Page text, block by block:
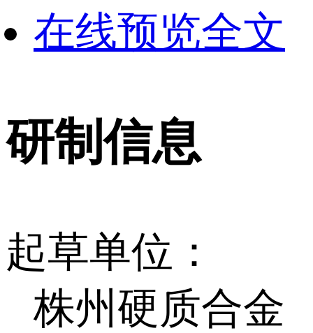
在线预览全文
研制信息
起草单位：
株州硬质合金